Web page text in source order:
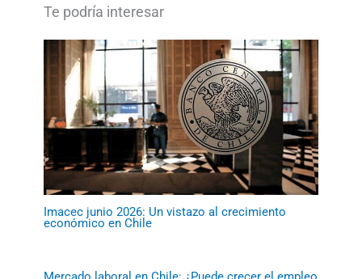
Imacec junio 2026: Un vistazo al crecimiento
económico en Chile